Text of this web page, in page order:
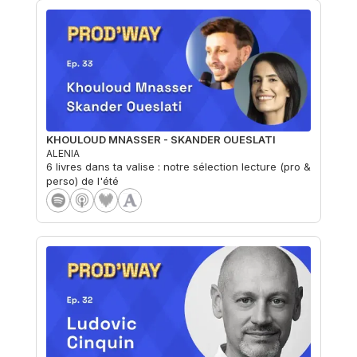
KHOULOUD MNASSER - SKANDER OUESLATI
ALENIA
6 livres dans ta valise : notre sélection lecture (pro &
perso) de l'été